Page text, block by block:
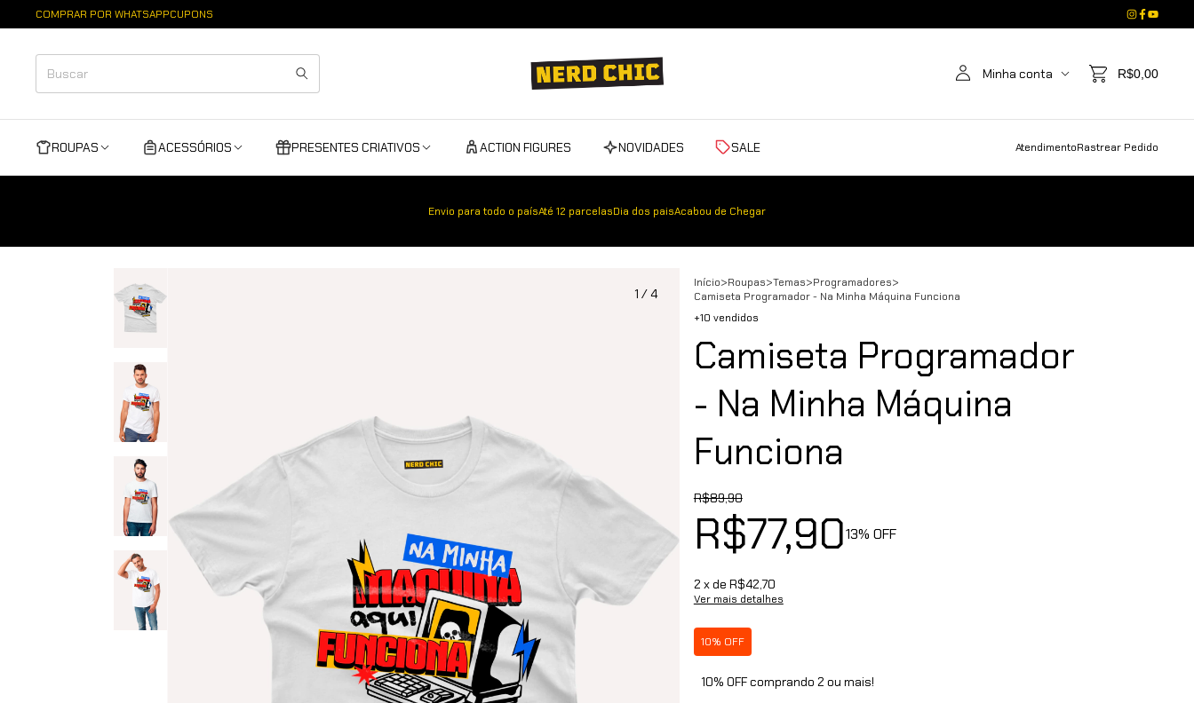
COMPRAR POR WHATSAPPCUPONS
Minha conta R$0,00
ROUPAS ACESSÓRIOS PRESENTES CRIATIVOS ACTION FIGURES NOVIDADES SALE AtendimentoRastrear Pedido
Envio para todo o paísAté 12 parcelasDia dos paisAcabou de Chegar
1 /4
Início>Roupas>Temas>Programadores>
Camiseta Programador - Na Minha Máquina Funciona
+10 vendidos
Camiseta Programador
- Na Minha Máquina
Funciona
R$89,90
R$77,9013% OFF
2 x de R$42,70
Ver mais detalhes
10% OFF
10% OFF comprando 2 ou mais!